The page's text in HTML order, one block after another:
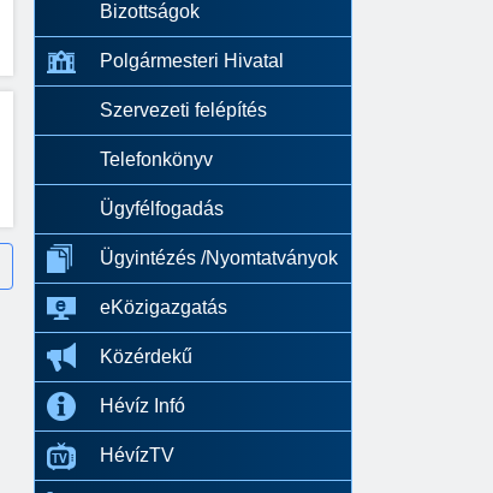
Bizottságok
Polgármesteri Hivatal
Szervezeti felépítés
Telefonkönyv
Ügyfélfogadás
Ügyintézés /Nyomtatványok
eKözigazgatás
Közérdekű
Hévíz Infó
HévízTV